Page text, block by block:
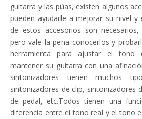
guitarra y las púas, existen algunos
pueden ayudarle a mejorar su nivel y
de estos accesorios son
pero vale la pena conocerlos y
herramienta para ajustar el tono
mantener su guitarra con una
sintonizadores tienen muchos
sintonizadores de clip, sintonizadores
de pedal, etc.Todos tienen una
diferencia entre el tono real y el tono